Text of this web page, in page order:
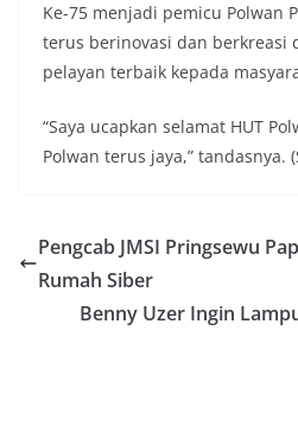
Ke-75 menjadi pemicu Polwan
terus berinovasi dan berkreasi
pelayan terbaik kepada
“Saya ucapkan selamat HUT
Polwan terus jaya,” tandasnya.
Pengcab JMSI Pringsewu
Rumah Siber
Benny Uzer Ingin